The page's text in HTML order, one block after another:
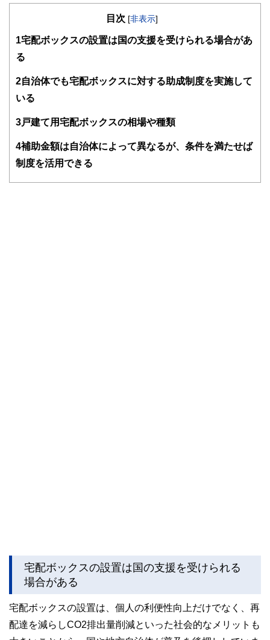
知識がない方でも理解できるようわかりやすく発信していま
関わることで、読者目線のコンテンツを追求しています。
ドバイザー、DCプランナー、公認会計士、社会保険労務
ど150名以上の有資格者を執筆者・監修者として迎え、むず
をわかりやすく発信している点です。
目次 [非表示]
1 宅配ボックスの設置は国の支援を受けられる場合があ
る
2自治体でも宅配ボックスに対する助成制度を実施して
いる
3戸建て用宅配ボックスの相場や種類
4補助金額は自治体によって異なるが、条件を満たせば
制度を活用できる
宅配ボックスの設置は国の支援を受けられる
場合がある
宅配ボックスの設置は、個人の利便性向上だけでなく、再
配達を減らしCO2排出量削減といった社会的なメリットも